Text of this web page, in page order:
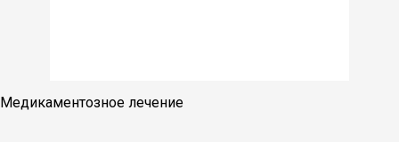
Медикаментозное лечение